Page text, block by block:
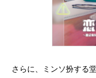
さらに、ミンソ扮する